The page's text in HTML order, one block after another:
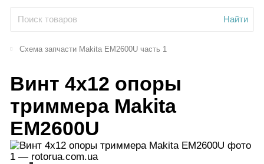
Найти
Схема запчасти Makita EM2600U часть 1
Винт 4х12 опоры
триммера Makita
EM2600U